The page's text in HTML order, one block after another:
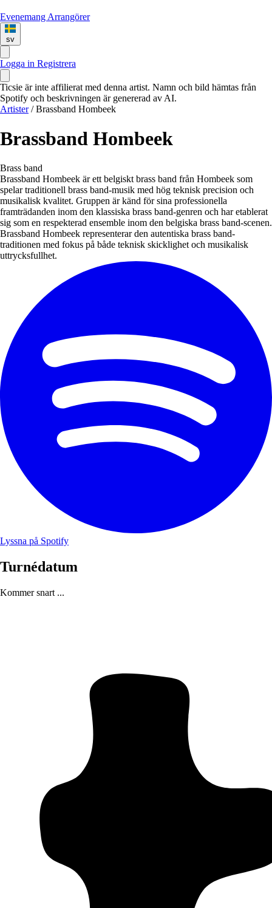
Evenemang Arrangörer
sv
Logga in Registrera
Ticsie är inte affilierat med denna artist. Namn och bild hämtas från
Spotify och beskrivningen är genererad av AI.
Artister / Brassband Hombeek
Brassband Hombeek
Brass band
Brassband Hombeek är ett belgiskt brass band från Hombeek som
spelar traditionell brass band-musik med hög teknisk precision och
musikalisk kvalitet. Gruppen är känd för sina professionella
framträdanden inom den klassiska brass band-genren och har etablerat
sig som en respekterad ensemble inom den belgiska brass band-scenen.
Brassband Hombeek representerar den autentiska brass band-
traditionen med fokus på både teknisk skicklighet och musikalisk
uttrycksfullhet.
Lyssna på Spotify
Turnédatum
Kommer snart ...